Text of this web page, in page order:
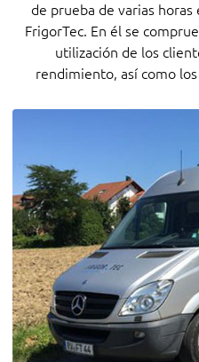
de prueba de varias
FrigorTec. En él se
utilización de los
rendimiento, así como